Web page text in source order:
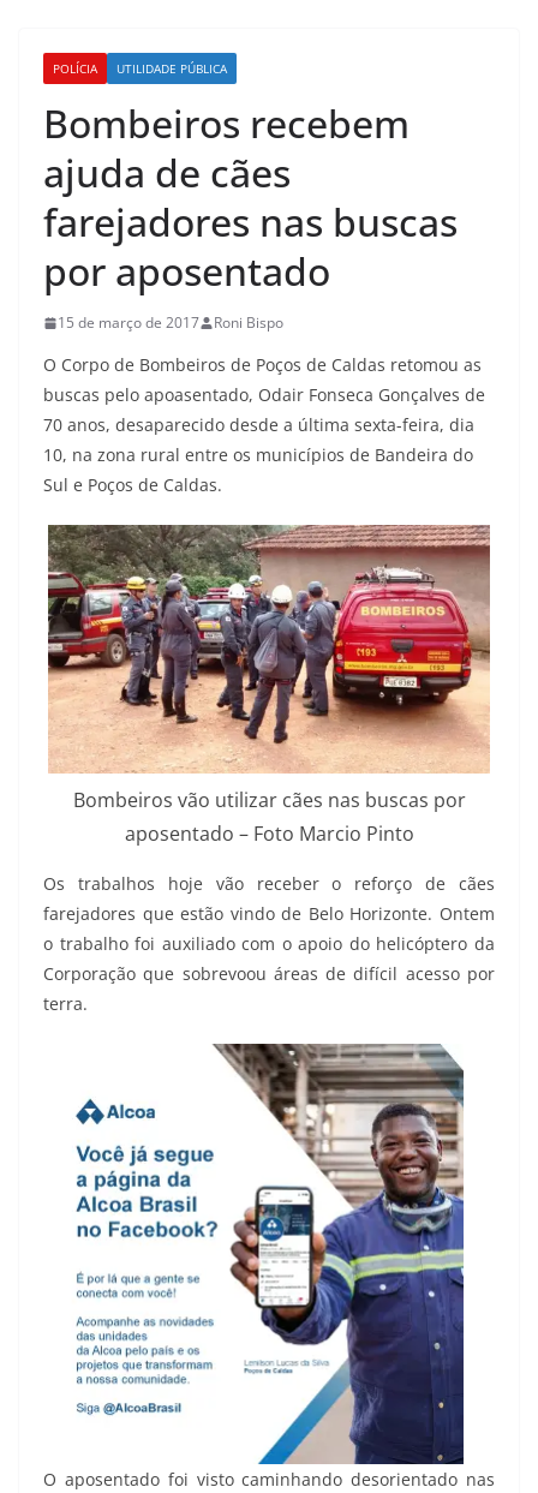
POLÍCIA UTILIDADE PÚBLICA
Bombeiros recebem
ajuda de cães
farejadores nas buscas
por aposentado
15 de março de 2017 Roni Bispo
O Corpo de Bombeiros de Poços de Caldas retomou as
buscas pelo apoasentado, Odair Fonseca Gonçalves de
70 anos, desaparecido desde a última sexta-feira, dia
10, na zona rural entre os municípios de Bandeira do
Sul e Poços de Caldas.
Bombeiros vão utilizar cães nas buscas por
aposentado – Foto Marcio Pinto
Os trabalhos hoje vão receber o reforço de cães
farejadores que estão vindo de Belo Horizonte. Ontem
o trabalho foi auxiliado com o apoio do helicóptero da
Corporação que sobrevoou áreas de difícil acesso por
terra.
O aposentado foi visto caminhando desorientado nas